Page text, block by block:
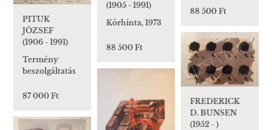
88 500 Ft
(1905 - 1991)
Körhinta, 1973
88 500 Ft
PITUK
JÓZSEF
(1906 - 1991)
Termény
beszolgáltatás
87 000 Ft
FREDERICK
D. BUNSEN
(1952 - )